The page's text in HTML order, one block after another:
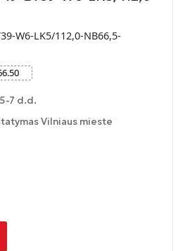
W6-LK5/112,0-NB66,5-
7 d.d.
Vilniaus mieste